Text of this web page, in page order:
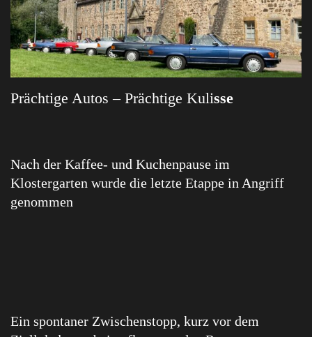
Prächtige Autos – Prächtige Kulisse
Nach der Kaffee- und Kuchenpause im
Klostergarten wurde die letzte Etappe in Angriff
genommen
Ein spontaner Zwischenstopp, kurz vor dem